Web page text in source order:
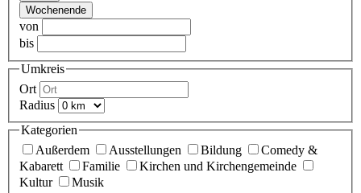
Wochenende
von
bis
Umkreis
Ort
Radius
Kategorien
Außerdem
Ausstellungen Bildung
Comedy &
Kabarett
Familie
Kirchen und Kirchengemeinde
Kultur
Musik